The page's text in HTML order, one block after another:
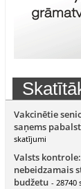
Vakcinētie
saņems
skatījumi
Valsts
nebeidzamais
budžetu - 28740